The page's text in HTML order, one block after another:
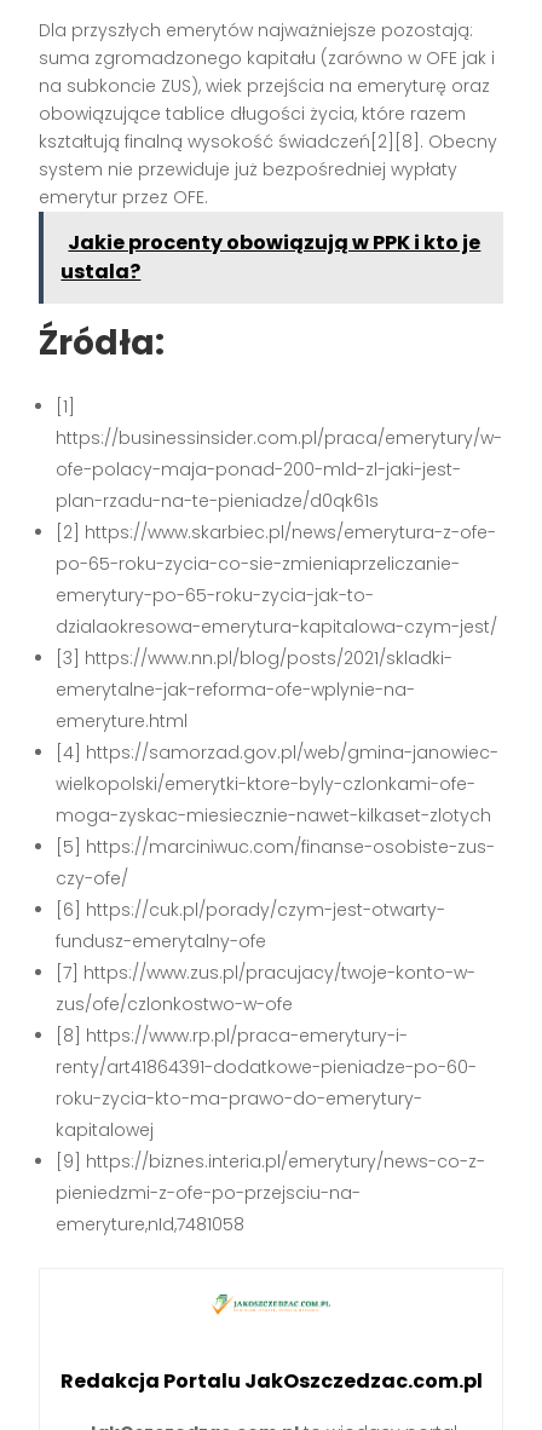
Dla przyszłych emerytów najważniejsze pozostają:
suma zgromadzonego kapitału (zarówno w OFE jak i
na subkoncie ZUS), wiek przejścia na emeryturę oraz
obowiązujące tablice długości życia, które razem
kształtują finalną wysokość świadczeń[2][8]. Obecny
system nie przewiduje już bezpośredniej wypłaty
emerytur przez OFE.
Jakie procenty obowiązują w PPK i kto je
ustala?
Źródła:
[1]
https://businessinsider.com.pl/praca/emerytury/w-
ofe-polacy-maja-ponad-200-mld-zl-jaki-jest-
plan-rzadu-na-te-pieniadze/d0qk61s
[2] https://www.skarbiec.pl/news/emerytura-z-ofe-
po-65-roku-zycia-co-sie-zmieniaprzeliczanie-
emerytury-po-65-roku-zycia-jak-to-
dzialaokresowa-emerytura-kapitalowa-czym-jest/
[3] https://www.nn.pl/blog/posts/2021/skladki-
emerytalne-jak-reforma-ofe-wplynie-na-
emeryture.html
[4] https://samorzad.gov.pl/web/gmina-janowiec-
wielkopolski/emerytki-ktore-byly-czlonkami-ofe-
moga-zyskac-miesiecznie-nawet-kilkaset-zlotych
[5] https://marciniwuc.com/finanse-osobiste-zus-
czy-ofe/
[6] https://cuk.pl/porady/czym-jest-otwarty-
fundusz-emerytalny-ofe
[7] https://www.zus.pl/pracujacy/twoje-konto-w-
zus/ofe/czlonkostwo-w-ofe
[8] https://www.rp.pl/praca-emerytury-i-
renty/art41864391-dodatkowe-pieniadze-po-60-
roku-zycia-kto-ma-prawo-do-emerytury-
kapitalowej
[9] https://biznes.interia.pl/emerytury/news-co-z-
pieniedzmi-z-ofe-po-przejsciu-na-
emeryture,nId,7481058
Redakcja Portalu JakOszczedzac.com.pl